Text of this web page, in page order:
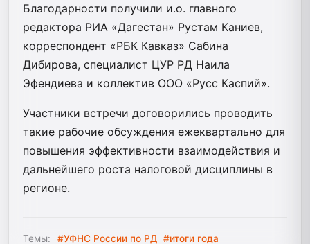
Благодарности получили и.о. главного
редактора РИА «Дагестан» Рустам Каниев,
корреспондент «РБК Кавказ» Сабина
Дибирова, специалист ЦУР РД Наила
Эфендиева и коллектив ООО «Русс Каспий».
Участники встречи договорились проводить
такие рабочие обсуждения ежеквартально для
повышения эффективности взаимодействия и
дальнейшего роста налоговой дисциплины в
регионе.
Темы: #УФНС России по РД #итоги года